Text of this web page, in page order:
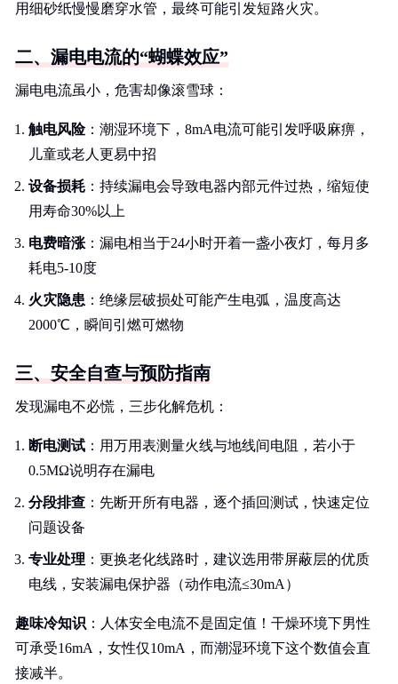
用细砂纸慢慢磨穿水管，最终可能引发短路火灾。
二、漏电电流的“蝴蝶效应”
漏电电流虽小，危害却像滚雪球：
触电风险：潮湿环境下，8mA电流可能引发呼吸麻痹，
儿童或老人更易中招
设备损耗 ：持续漏电会导致电器内部元件过热，缩短使
用寿命30%以上
电费暗涨 ：漏电相当于24小时开着一盏小夜灯，每月多
耗电5-10度
火灾隐患 ：绝缘层破损处可能产生电弧，温度高达
2000℃，瞬间引燃可燃物
三、安全自查与预防指南
发现漏电不必慌，三步化解危机：
断电测试 ：用万用表测量火线与地线间电阻，若小于
0.5MΩ说明存在漏电
分段排查 ：先断开所有电器，逐个插回测试，快速定位
问题设备
专业处理 ：更换老化线路时，建议选用带屏蔽层的优质
电线，安装漏电保护器（动作电流≤30mA）
趣味冷知识 ：人体安全电流不是固定值！干燥环境下男性
可承受16mA，女性仅10mA，而潮湿环境下这个数值会直
接减半。